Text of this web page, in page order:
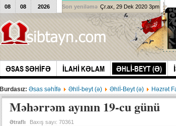
ƏSAS SƏHİFƏ İLAHİ KƏLAM ƏHLİ-BEYT (Ə)
08 08 2026 Son yeniləmə Çr.ax, 29 Dek 2020 3pm
Burdasız: Əsas səhİfə Əhlİ-beyt (ə) Əhlİ-Beyt (ə) Həzrət
Məhərrəm ayının 19-cu günü
Ətraflı Baxış sayı: 70361